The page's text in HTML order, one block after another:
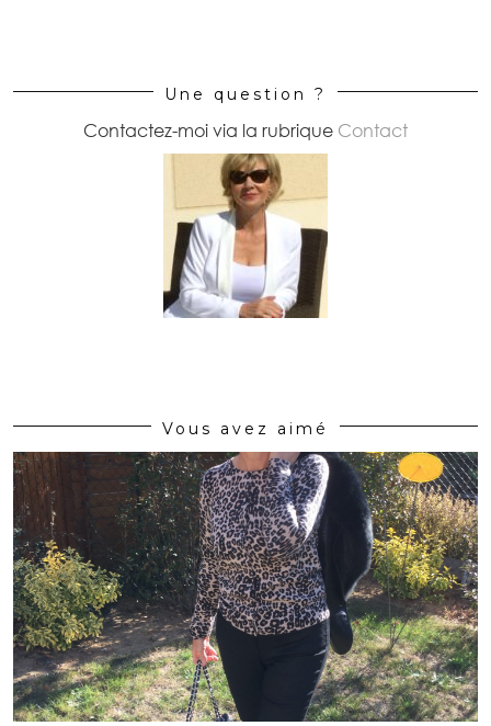
Une question ?
Contactez-moi via la rubrique Contact
Vous avez aimé